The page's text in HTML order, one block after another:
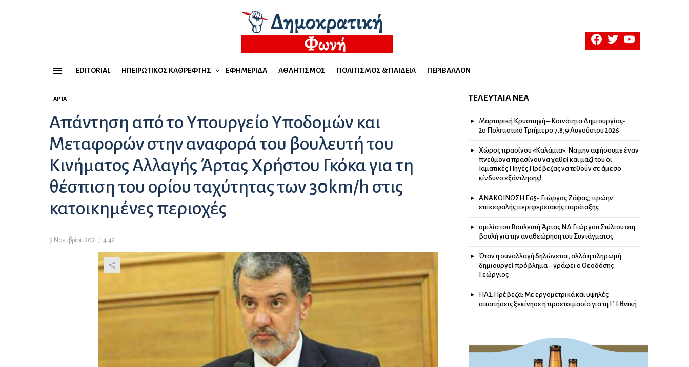
facebooktwitteryoutube
EDITORIAL ΗΠΕΙΡΏΤΙΚΟΣ ΚΑΘΡΈΦΤΗΣ ΕΦΗΜΕΡΊΔΑ ΑΘΛΗΤΙΣΜΌΣ ΠΟΛΙΤΙΣΜΌΣ & ΠΑΙΔΕΊΑ ΠΕΡΙΒΆΛΛΟΝ
ΆΡΤΑ
Απάντηση από το Υπουργείο Υποδομών και
Μεταφορών στην αναφορά του βουλευτή του
Κινήματος Αλλαγής Άρτας Χρήστου Γκόκα για τη
θέσπιση του ορίου ταχύτητας των 30km/h στις
κατοικημένες περιοχές
9 Νοεμβρίου 2021, 14:42
ΤΕΛΕΥΤΑΊΑ ΝΈΑ
Μαρτυρική Κρυοπηγή – Κοινότητα Δημιουργίας-
2ο Πολιτιστικό Τριήμερο 7,8,9 Αυγούστου 2026
Χώρος πρασίνου «Καλάμια»: Να μην αφήσουμε έναν
πνεύμονα πρασίνου να χαθεί και μαζί του οι
Ιαματικές Πηγές Πρέβεζας να τεθούν σε άμεσο
κίνδυνο εξάντλησης!
ΑΝΑΚΟΙΝΩΣΗ Ε65- Γιώργος Ζάψας, πρώην
επικεφαλής περιφερειακής παράταξης
ομιλία του Βουλευτή Άρτας ΝΔ Γιώργου Στύλιου στη
βουλή για την αναθεώρηση του Συντάγματος
Όταν η συναλλαγή δηλώνεται, αλλά η πληρωμή
δημιουργεί πρόβλημα – γράφει ο Θεοδόσης
Γεώργιος
ΠΑΣ Πρέβεζα: Με εργομετρικά και υψηλές
απαιτήσεις ξεκίνησε η προετοιμασία για τη Γ’ Εθνική